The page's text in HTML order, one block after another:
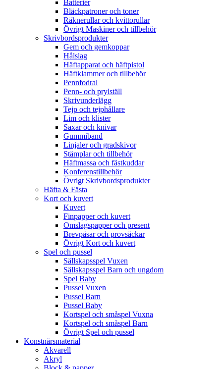
Batterier
Bläckpatroner och toner
Räknerullar och kvittorullar
Övrigt Maskiner och tillbehör
Skrivbordsprodukter
Gem och gemkoppar
Hålslag
Häftapparat och häftpistol
Häftklammer och tillbehör
Pennfodral
Penn- och prylställ
Skrivunderlägg
Tejp och tejphållare
Lim och klister
Saxar och knivar
Gummiband
Linjaler och gradskivor
Stämplar och tillbehör
Häftmassa och fästkuddar
Konferenstillbehör
Övrigt Skrivbordsprodukter
Häfta & Fästa
Kort och kuvert
Kuvert
Finpapper och kuvert
Omslagspapper och present
Brevpåsar och provsäckar
Övrigt Kort och kuvert
Spel och pussel
Sällskapsspel Vuxen
Sällskapsspel Barn och ungdom
Spel Baby
Pussel Vuxen
Pussel Barn
Pussel Baby
Kortspel och småspel Vuxna
Kortspel och småspel Barn
Övrigt Spel och pussel
Konstnärsmaterial
Akvarell
Akryl